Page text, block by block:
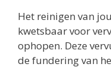
Het reinigen van
kwetsbaar voor
ophopen. Deze
de fundering van